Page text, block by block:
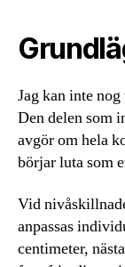
Jag kan inte
Den delen som
avgör om hela
börjar luta som
Vid
anpassas
centimeter,